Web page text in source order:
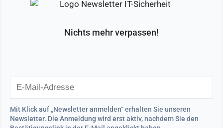
Nichts mehr verpassen!
Mit Klick auf „Newsletter anmelden“ erhalten Sie unseren
Newsletter. Die Anmeldung wird erst aktiv, nachdem Sie den